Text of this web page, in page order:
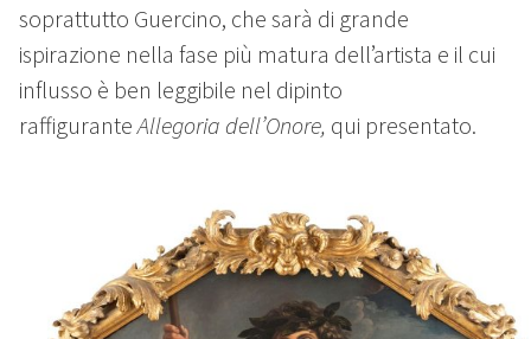
soprattutto Guercino, che sarà di grande
ispirazione nella fase più matura dell’artista e il cui
influsso è ben leggibile nel dipinto
raffiguranteAllegoria dell’Onore, qui presentato.